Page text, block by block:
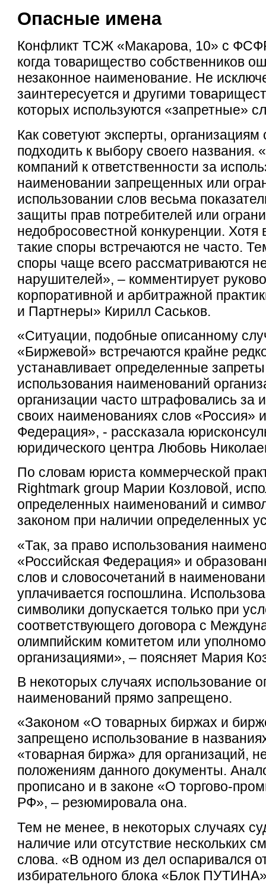
Опасные имена
Конфликт ТСЖ «Макарова, 10» с
когда товарищество собственников
незаконное наименование. Не
заинтересуется и другими
которых используются «запретные»
Как советуют эксперты,
подходить к выбору своего названия.
компаний к ответственности за
наименовании запрещенных или
использовании слов весьма
защиты прав потребителей или
недобросовестной конкуренции. Хотя
такие споры встречаются не часто.
споры чаще всего рассматриваются
нарушителей», – комментирует
корпоративной и арбитражной
и Партнеры» Кирилл Саськов.
«Ситуации, подобные описанному
«Биржевой» встречаются крайне
устанавливает определенные
использования наименований
организации часто штрафовались за
своих наименованиях слов «Россия»
Федерация», - рассказала
юридического центра Любовь
По словам юриста коммерческой
Rightmark group Марии Козловой,
определенных наименований и
законом при наличии определенных
«Так, за право использования
«Российская Федерация» и
слов и словосочетаний в
уплачивается госпошлина.
символики допускается только при
соответствующего договора с
олимпийским комитетом или
организациями», – поясняет Мария
В некоторых случаях использование
наименований прямо запрещено.
«Законом «О товарных биржах и
запрещено использование в
«товарная биржа» для организаций,
положениям данного документы.
прописано и в законе «О торгово-
РФ», – резюмировала она.
Тем не менее, в некоторых случаях
наличие или отсутствие нескольких
слова. «В одном из дел оспаривался
избирательного блока «Блок